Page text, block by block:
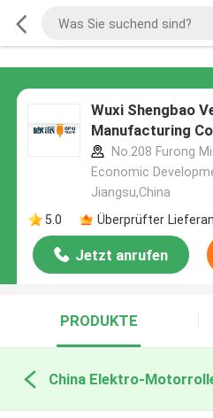
Wuxi Shengbao
Manufacturing
No.208 Furong
Economic
Jiangsu,China
5.0
Überprüfter
Jetzt anrufen
PRODUKTE
China Elektro-